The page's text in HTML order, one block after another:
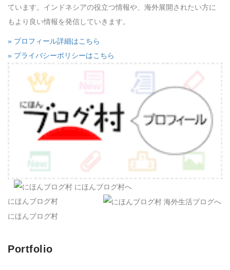
ています。インドネシアの役立つ情報や、海外展開されたい方に
もより良い情報を発信していきます。
» プロフィール詳細はこちら
» プライバシーポリシーはこちら
にほんブログ村
にほんブログ村
Portfolio